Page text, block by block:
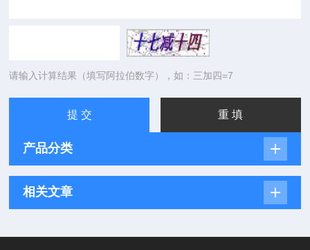
请输入计算结果（填写阿拉伯数字），如：三加四=7
产品分类
相关文章